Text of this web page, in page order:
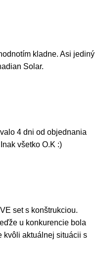
kladne. Asi jediný
Solar.
4 dni od objednania
všetko O.K :)
set s konštrukciou.
u konkurencie bola
kvôli aktuálnej situácii s